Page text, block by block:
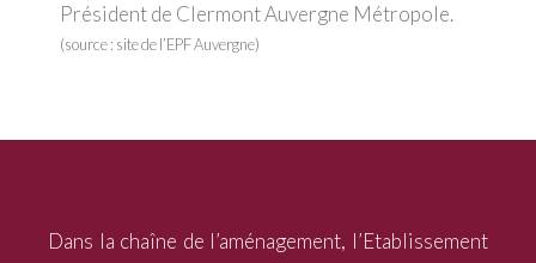
Président de Clermont Auvergne Métropole.
(source : site de l’EPF Auvergne)
Dans la chaîne de l’aménagement, l’Etablissement